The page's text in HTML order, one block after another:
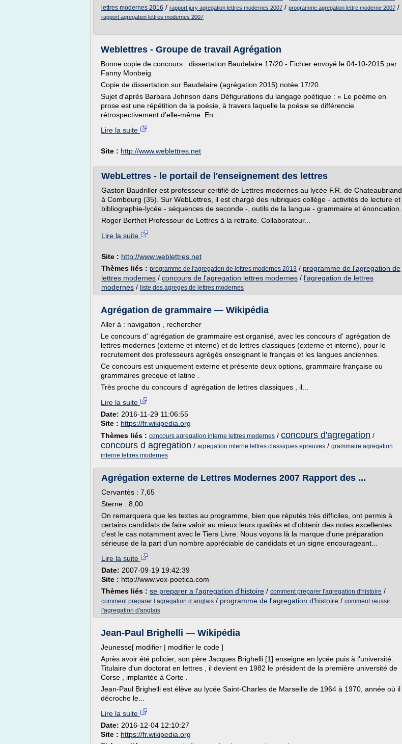
lettres modernes 2016 / rapport jury agregation lettres modernes 2007 / programme agregation lettre moderne 2007 /
rapport agregation lettres modernes 2007
Weblettres - Groupe de travail Agrégation
Bonne copie de concours : dissertation Baudelaire 17/20 - Fichier envoyé le 04-10-2015 par
Fanny Monbeig
Copie de dissertation sur Baudelaire (agrégation 2015) notée 17/20.
Sujet d'après Barbara Johnson dans Défigurations du langage poétique : « Le poème en
prose est une répétition de la poésie, à travers laquelle la poésie se différencie
rétrospectivement d'elle-même. En...
Lire la suite
Site : http://www.weblettres.net
WebLettres - le portail de l'enseignement des lettres
Gaston Baudriller est professeur certifié de Lettres modernes au lycée F.R. de Chateaubriand
à Combourg (35). Sur WebLettres, il est chargé des rubriques collège - activités de lecture et
bibliographie-lycée - séquences de seconde -, outils de la langue - grammaire et énonciation.
Roger Berthet Professeur de Lettres à la retraite. Collaborateur...
Lire la suite
Site : http://www.weblettres.net
Thèmes liés : programme de l'agregation de lettres modernes 2013 / programme de l'agregation de
lettres modernes / concours de l'agregation lettres modernes / l'agregation de lettres
modernes / liste des agreges de lettres modernes
Agrégation de grammaire — Wikipédia
Aller à : navigation , rechercher
Le concours d' agrégation de grammaire est organisé, avec les concours d' agrégation de
lettres modernes (externe et interne) et de lettres classiques (externe et interne), pour le
recrutement des professeurs agrégés enseignant le français et les langues anciennes.
Ce concours est uniquement externe et présente deux options, grammaire française ou
grammaires grecque et latine .
Très proche du concours d' agrégation de lettres classiques , il...
Lire la suite
Date: 2016-11-29 11:06:55
Site : https://fr.wikipedia.org
Thèmes liés : concours agregation interne lettres modernes / concours d'agregation /
concours d agregation / agregation interne lettres classiques epreuves / grammaire agregation
interne lettres modernes
Agrégation externe de Lettres Modernes 2007 Rapport des ...
Cervantès : 7,65
Sterne : 8,00
On remarquera que les textes au programme, bien que réputés très difficiles, ont permis à
certains candidats de faire valoir au mieux leurs qualités et d'obtenir des notes excellentes :
c'est le cas notamment avec le Tiers Livre. Nous voyons là la marque d'une préparation
sérieuse de la part d'un nombre appréciable de candidats et un signe encourageant...
Lire la suite
Date: 2007-09-19 19:42:39
Site : http://www.vox-poetica.com
Thèmes liés : se preparer a l'agregation d'histoire / comment preparer l'agregation d'histoire /
comment preparer l agregation d anglais / programme de l'agregation d'histoire / comment reussir
l'agregation d'anglais
Jean-Paul Brighelli — Wikipédia
Jeunesse[ modifier | modifier le code ]
Après avoir été policier, son père Jacques Brighelli [1] enseigne en lycée puis à l'université.
Titulaire d'un doctorat en lettres , il devient en 1982 le président de la première université de
Corse , implantée à Corte .
Jean-Paul Brighelli est élève au lycée Saint-Charles de Marseille de 1964 à 1970, année où il
décroche le...
Lire la suite
Date: 2016-12-04 12:10:27
Site : https://fr.wikipedia.org